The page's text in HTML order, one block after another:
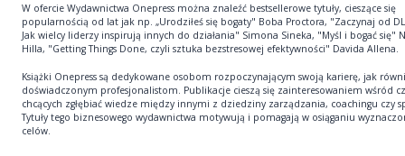
W ofercie Wydawnictwa Onepress można znaleźć bestsellerowe tytuły, cieszące się
popularnością od lat jak np. „Urodziłeś się bogaty" Boba Proctora, "Zaczynaj od
Jak wielcy liderzy inspirują innych do działania" Simona Sineka, "Myśl i bogać się"
Hilla, "Getting Things Done, czyli sztuka bezstresowej efektywności" Davida Allena.
Książki Onepress są dedykowane osobom rozpoczynającym swoją karierę, jak
doświadczonym profesjonalistom. Publikacje cieszą się zainteresowaniem wśród
chcących zgłębiać wiedze między innymi z dziedziny zarządzania, coachingu czy
Tytuły tego biznesowego wydawnictwa motywują i pomagają w osiąganiu
celów.